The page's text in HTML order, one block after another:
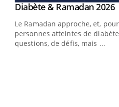
Youtube
Diabète & Ramadan 2026
Le Ramadan approche, et,
personnes atteintes de
questions, de défis, mais ...